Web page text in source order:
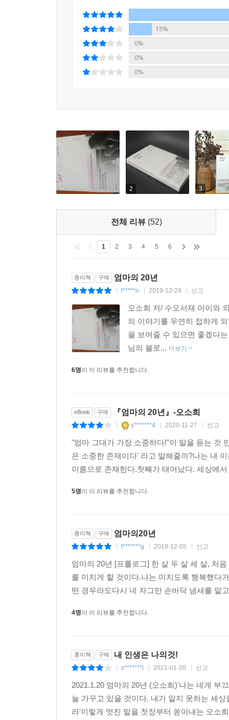
보하고 포기할까? 왜 내 뜻을 관철시키기 위해
단을 확실하게 지지해주지 못한다는 뜻일까?
왜 나를 포기시키는 역할은 남편뿐 아니라 친정
까? 이것은 바꿔 말하면, 아무나 내가 하고자 하는
습니다. 그리고 만세 삼창하듯, 자신에게 세 번 말
“내 인생은 나의 것, 애 인생은 애의 것.”
얼마나 다행입니까? 내 인생만 나의 것이어서. 스
‘우리 가족은 오늘도 즐겁게 살겠다.’
‘성적으로 팔자 고치던 시절은 끝났어.’
‘아이의 관심사를 응원하겠다.’
‘그 관심사가 내 맘에 안 들어도! 내가 그 세계를 잘
‘게이머, 유튜버, 앱 개발자, 그리고 내가 알지도 못
‘아이는 제 갈 길을 가게 두고, 나는 내 갈 길을 간다.’
--- p.152, 「나를 찾는 법 1_써 붙이자. ‘내 인생은
지면 반드시 ‘THE 가치’라는 종착지에 도달하게 되
“가치는커녕, 당장 무슨 활동을 할지도 떠오르지
오늘 뭘 해야 할지 모르겠다면, 나를 일단 칭찬해
인 시작이지요.
당장 뭘 할지 모를 때 할 일은 자신에게 집중할 수
꾸준히, 중간에 회의감이 들 때도 꾸준히, 벌여놓
인생이 좋아질 것을 믿으며, 꾸준한 인간은 반드
있는 사람은 실패담조차 없는 사람보다 나은 사람
--- p.193, 「나를 찾는 법 7_‘꾸준히’ 하기 위해 활
공동체의 장점은 끝이 없어요. 지금도 매일 전국각
서, 훈육에 체벌이 꼭 필요한가에 대해서….
따로따로 고립되어 있을 땐 무력하던 엄마들이
꾼 과실수들 덕분에 그 공동체가 속한 지역도 기
--- p.206, 「나를 찾는 법 8_독박육아는 금물, 육
있다면 그건 바로 아이일 테니까요.
--- p.262, 「나를 찾는 법 14_‘나’를 잃지 않고 수험생 엄
모두가 공감하는 질문에 그 누구도 답을 내놓지
반복하는 건 아무 소용이 없다고 말한다. “함께
확신한다면, 엄마의 20년을 학습관리, 우울, 돈
조연으로 밀어두는 남성 중심 사회와, 가족 전체
사회가 조연으로 끌어다 앉히는 동안 산산조각 나
-본문 중에서
『엄마의 20년』 1부에서는 대한민국 엄마들이
중요성과, 할머니 세대부터 지금에 이르기까지
그리고 그 육아를 위해 선행해야 할 일(아이를
15가지를 친절하고 구체적으로 알려준다. 언니가
작가가 이 시대를 사는 엄마들과 함께 부딪치고
? 오소희의 균형 육아: 이 세상 어디에도 ‘완벽
아이에게 모자란 것은 채워주고 넘치는 것은 덜어
? 오소희의 여행 육아: 여행은 보다 큰 생각을 하
조망하는 일이다. 내 접시만 바라보는 것 → 식탁
쳐다보고, 잃어버린 ‘나’를 찾아 나서라. ‘나’를
“엄마가 아이를 잡는 게 아니라, 엄마와 아이가 함
나만의 속도, 나만의 가치로
육아의 균형을 찾아가는 15가지 방법!
“아이의 행복지수와 제 행복지수가 동시에 높아
위한 소통 창구 ‘언니공동체’를 이끌며 전국각
엄마, 아내, 며느리, 딸로서가 아닌 ‘나 자신으로
단계까지. 엄마의 성장과 아이의 주도성을 함
새로운 길을 안내한다.
엄마란, 고작 아이의 일거수일투족을 감시하는
크고 강한 존재입니다. 당신에게 기회를 주세요.
15%
0%
0%
0%
2 3
전체 리뷰 (52)
1 2 3 4 5 6
종이책 구매 엄마의 20년
l*****n 2019-12-24 신고
오소희 저/ 수오서재 아이와
의 이야기를 우연히 접하게
을 보여줄 수 있으면 좋겠다
님의 블로... 더보기
6명이 이 리뷰를 추천합니다.
eBook 구매 『엄마의 20년』-오소희
s*******4 2020-11-27 신고
"엄마 그대가 가장 소중하다!"이 말을 듣는 것
은 소중한 존재이다' 라고 말해줄까?나는 내
이름으로 존재한다.첫째가 태어났다. 세상에
5명이 이 리뷰를 추천합니다.
종이책 구매 엄마의20년
t*******g 2019-12-05 신고
엄마의 20년 [프롤로그] 한 살 두 살 세 살, 처
를 미치게 할 것이다.나는 미치도록 행복했다
떤 경우라도다시 네 자그만 손바닥 냄새를 맡
4명이 이 리뷰를 추천합니다.
종이책 구매 내 인생은 나의것!
s*******l 2021-01-20 신고
2021.1.20 엄마의 20년 (오소희)'나는 네게 부
늘 가꾸고 있을 것이다. 내가 알지 못하는 세
라'이렇게 멋진 말을 첫장부터 쏟아내는 오소